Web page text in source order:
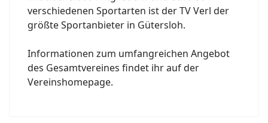
verschiedenen Sportarten ist der TV Verl der
größte Sportanbieter in Gütersloh.
Informationen zum umfangreichen Angebot
des Gesamtvereines findet ihr auf der
Vereinshomepage.